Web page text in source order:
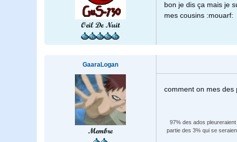
Oeil De Nuit
bon je dis ça mais je
mes cousins :mouarf:
GaaraLogan
Membre
comment on mes des
97% des ados
partie des 3% qui se